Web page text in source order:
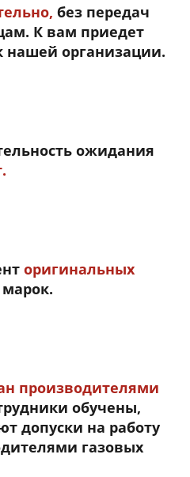
без передач
К вам приедет
нашей организации.
ожидания
оригинальных
производителями
обучены,
допуски на работу
газовых